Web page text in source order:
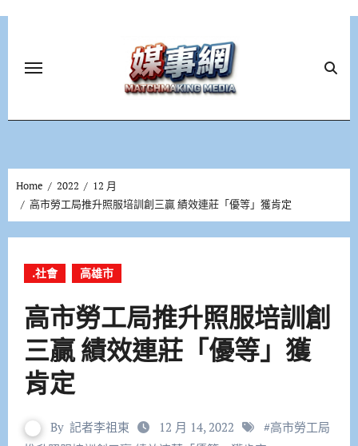
Home 2022
12 月
高市勞工局推升照服培訓創三贏 績效連莊「優等」獲肯定
.社會 高雄市
高市勞工局推升照服培訓創
三贏 績效連莊「優等」獲
肯定
By 記者李祖東 12 月 14, 2022 #高市勞工局